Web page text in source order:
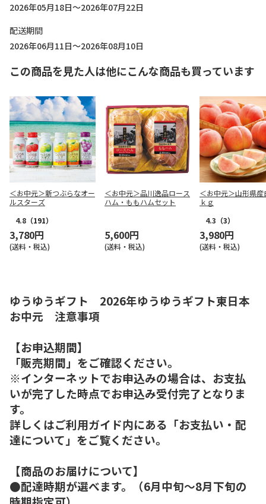
2026年05月18日～2026年07月22日
配送期間
2026年06月11日～2026年08月10日
この商品を見た人は他にこんな商品も買っています
＜お中元＞新つぶらなオー
ルスターズ
4.8 （191）
3,780円
(送料・税込)
＜お中元＞品川逸品ロース
ハム・ももハムセット
5,600円
(送料・税込)
＜お中元＞山形県産
ｋｇ
4.3 （3）
3,980円
(送料・税込)
ゆうゆうギフト 2026年ゆうゆうギフト東日本
お中元 注意事項
【お申込期間】
「販売期間」をご確認ください。
※インターネットでお申込みの場合は、お支払
いが完了した時点でお申込み受付完了となりま
す。
詳しくはご利用ガイド内にある「お支払い・配
達について」をご覧ください。
【商品のお届けについて】
●配達時期が選べます。（6月中旬～8月下旬の